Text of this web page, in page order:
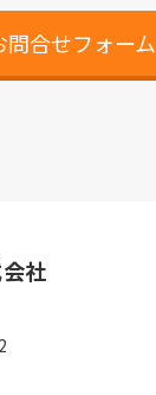
問合せフォーム
社